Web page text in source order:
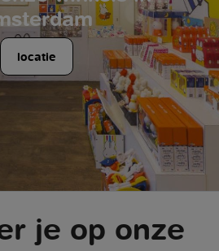
locatie
je op onze